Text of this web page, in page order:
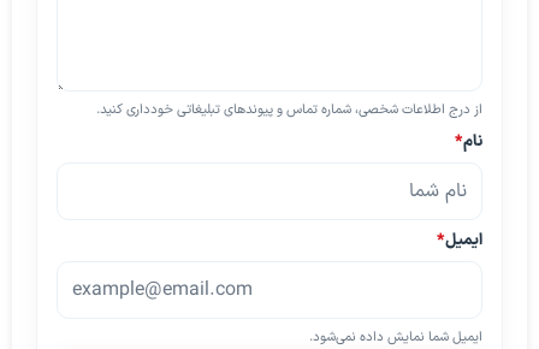
از درج اطلاعات شخصی، شماره تماس و پیوندهای تبلیغاتی خودداری کنید.
نام*
ایمیل*
ایمیل شما نمایش داده نمی‌شود.